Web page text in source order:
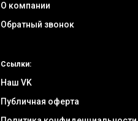
О компании
Обратный звонок
Ссылки:
Наш VK
Публичная оферта